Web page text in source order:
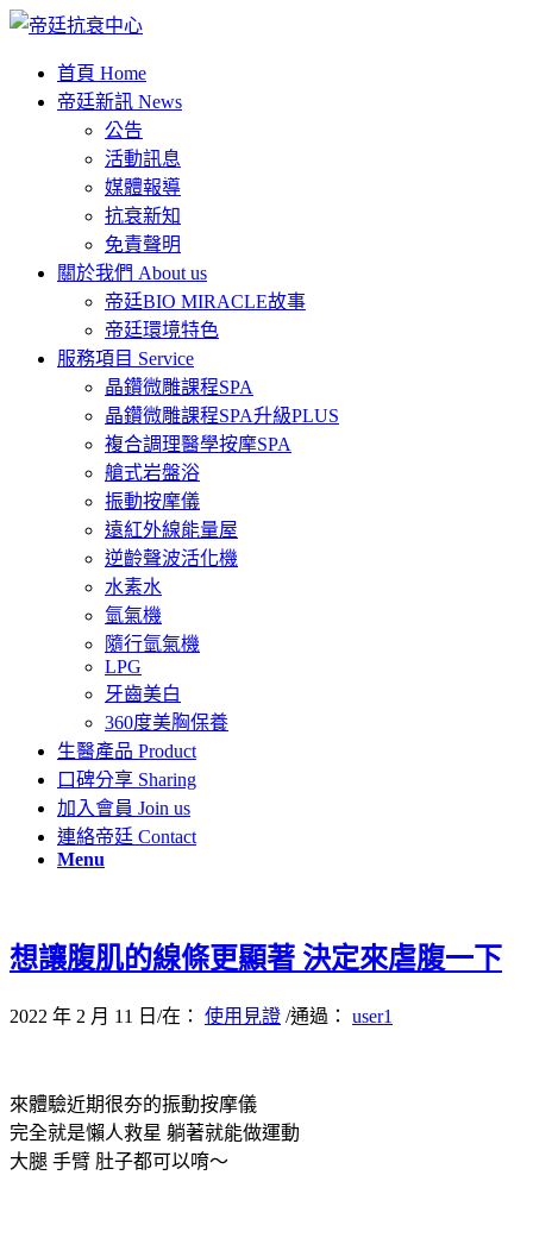
首頁 Home
帝廷新訊 News
公告
活動訊息
媒體報導
抗衰新知
免責聲明
關於我們 About us
帝廷BIO MIRACLE故事
帝廷環境特色
服務項目 Service
晶鑽微雕課程SPA
晶鑽微雕課程SPA升級PLUS
複合調理醫學按摩SPA
艙式岩盤浴
振動按摩儀
遠紅外線能量屋
逆齡聲波活化機
水素水
氫氣機
隨行氫氣機
LPG
牙齒美白
360度美胸保養
生醫產品 Product
口碑分享 Sharing
加入會員 Join us
連絡帝廷 Contact
Menu
想讓腹肌的線條更顯著 決定來虐腹一下
2022 年 2 月 11 日 /在： 使用見證 /通過： user1
來體驗近期很夯的振動按摩儀
完全就是懶人救星 躺著就能做運動
大腿 手臂 肚子都可以唷～